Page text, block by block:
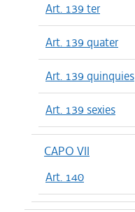
Art. 139 ter
Art. 139 quater
Art. 139 quinquies
Art. 139 sexies
CAPO VII
Art. 140